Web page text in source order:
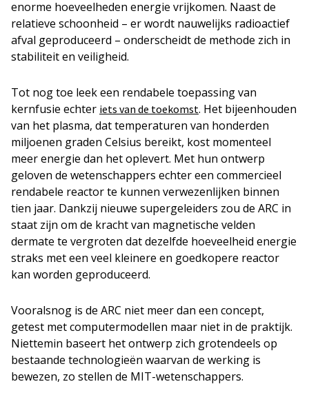
enorme hoeveelheden energie vrijkomen. Naast de
relatieve schoonheid – er wordt nauwelijks radioactief
afval geproduceerd – onderscheidt de methode zich in
stabiliteit en veiligheid.
Tot nog toe leek een rendabele toepassing van
kernfusie echter iets van de toekomst. Het bijeenhouden
van het plasma, dat temperaturen van honderden
miljoenen graden Celsius bereikt, kost momenteel
meer energie dan het oplevert. Met hun ontwerp
geloven de wetenschappers echter een commercieel
rendabele reactor te kunnen verwezenlijken binnen
tien jaar. Dankzij nieuwe supergeleiders zou de ARC in
staat zijn om de kracht van magnetische velden
dermate te vergroten dat dezelfde hoeveelheid energie
straks met een veel kleinere en goedkopere reactor
kan worden geproduceerd.
Vooralsnog is de ARC niet meer dan een concept,
getest met computermodellen maar niet in de praktijk.
Niettemin baseert het ontwerp zich grotendeels op
bestaande technologieën waarvan de werking is
bewezen, zo stellen de MIT-wetenschappers.